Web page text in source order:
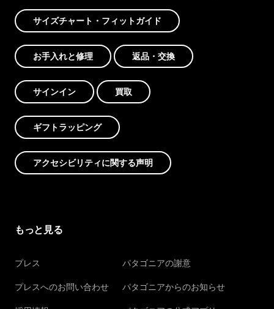
サイズチャート・フィットガイド
お手入れと修理 返品・交換
サインイン 買取
ギフトラッピング
アクセシビリティに関する声明
もっと見る
プレス
プレスへのお問い合わせ
パタゴニアの謝意
パタゴニアからのお知らせ